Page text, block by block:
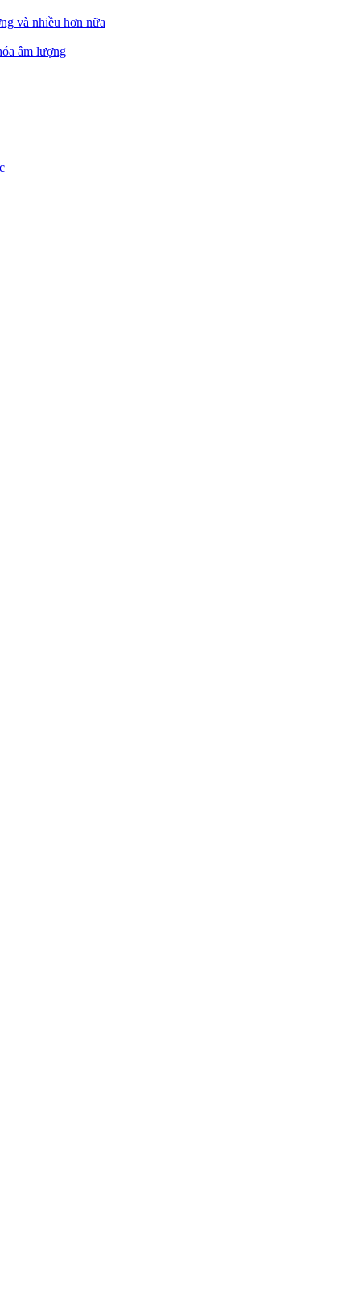
và nhiều hơn nữa
âm lượng